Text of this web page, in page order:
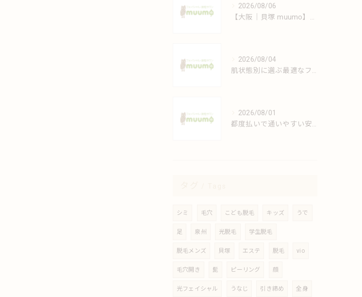
2026/08/06
【大阪｜貝塚 muumo】エステと自宅でできるシミ対策術
2026/08/04
肌状態別に選ぶ最適なフェイシャルケアの方法
2026/08/01
都度払いで通いやすい安心脱毛の魅力解説
シミ 毛穴 こども脱毛 キッズ うで
足 泉州 光脱毛 学生脱毛
脱毛メンズ 貝塚 エステ 脱毛 vio
毛穴開き 髭 ピーリング 顔
光フェイシャル うなじ 引き締め 全身